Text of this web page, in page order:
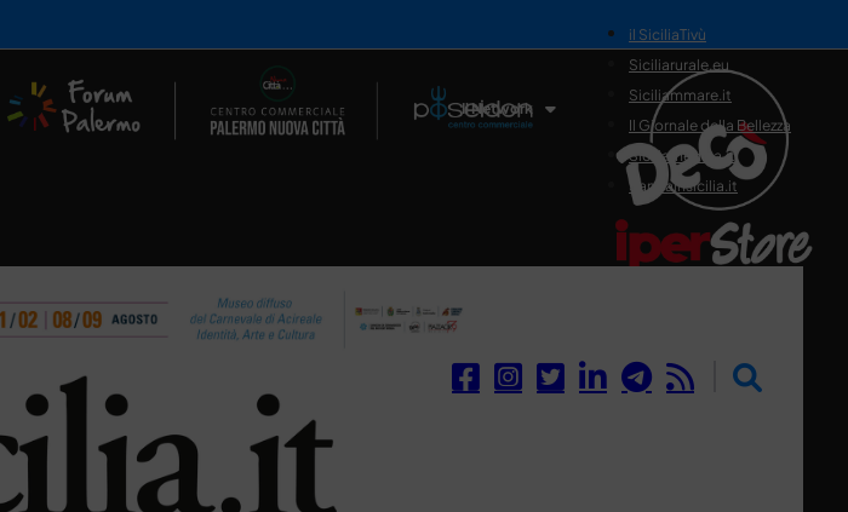
Il Network
il SiciliaTivù
Siciliarurale.eu
Siciliammare.it
Il Giornale della Bellezza
Siciliamedica.it
Sanitainsicilia.it